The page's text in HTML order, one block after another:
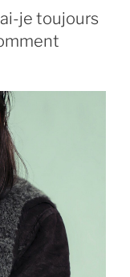
je toujours